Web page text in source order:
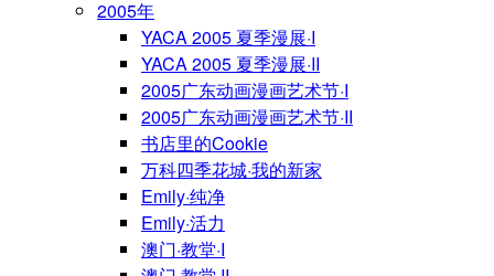
2005年
YACA 2005 夏季漫展·I
YACA 2005 夏季漫展·II
2005广东动画漫画艺术节·I
2005广东动画漫画艺术节·II
书店里的Cookie
万科四季花城·我的新家
Emily·纯净
Emily·活力
澳门·教堂·I